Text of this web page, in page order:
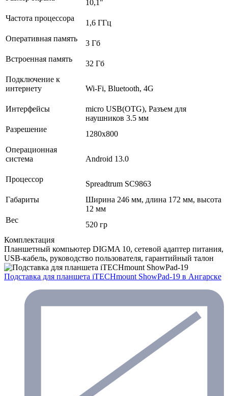
10,1"
Частота процессора
1,6 ГГц
Оперативная память
3 Гб
Встроенная память
32 Гб
Подключение к
интернету
Wi-Fi, Bluetooth, 4G
Интерфейсы
micro USB(OTG), Разъем для
наушников 3.5 мм
Разрешение
1280х800
Операционная
система
Android 13.0
Процессор
Spreadtrum SC9863
Габариты
Ширина 246 мм, длина 172 мм, высота
12 мм
Вес
520 гр
Комплектация
Планшетный компьютер DIGMA 10, сетевой адаптер питания,
USB-кабель, руководство пользователя, гарантийный талон
Подставка для планшета iTECHmount ShowPad-19 в Ангарске